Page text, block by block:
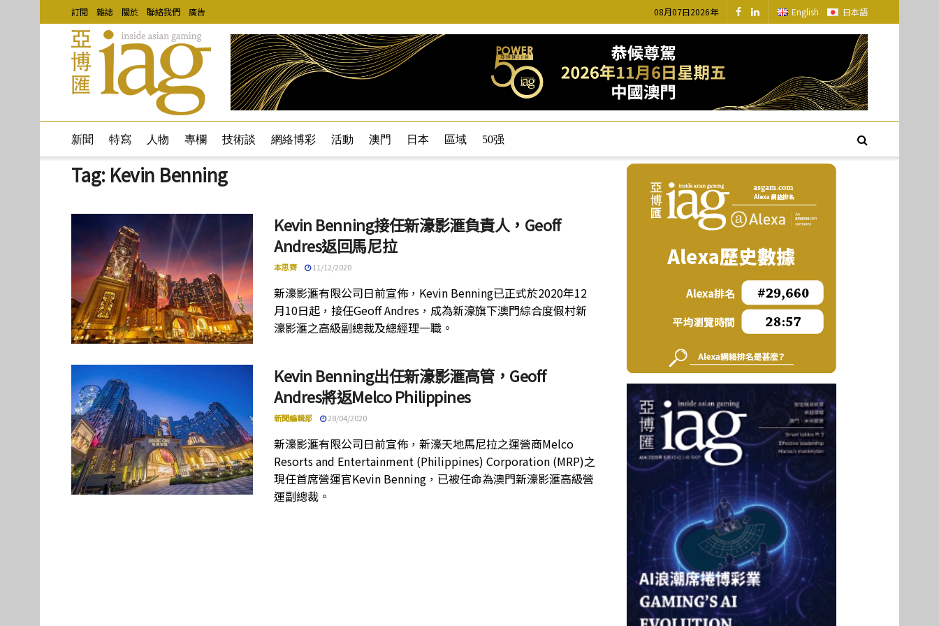
訂閱 雜誌 關於 聯絡我們 廣告 08月07日2026年 English 日本語
新聞 特寫 人物 專欄 技術談 網絡博彩 活動 澳門 日本 區域 50强
Tag: Kevin Benning
Kevin Benning接任新濠影滙負責人，Geoff
Andres返回馬尼拉
本思齊 11/12/2020
新濠影滙有限公司日前宣佈，Kevin Benning已正式於2020年12
月10日起，接任Geoff Andres，成為新濠旗下澳門綜合度假村新
濠影滙之高級副總裁及總經理一職。
Kevin Benning出任新濠影滙高管，Geoff
Andres將返Melco Philippines
新聞編輯部 28/04/2020
新濠影滙有限公司日前宣佈，新濠天地馬尼拉之運營商Melco
Resorts and Entertainment (Philippines) Corporation (MRP)之
現任首席營運官Kevin Benning，已被任命為澳門新濠影滙高級營
運副總裁。